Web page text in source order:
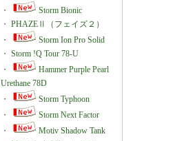
・
Storm Bionic
・ PHAZEⅡ（フェイズ２）
・
Storm Ion Pro Solid
・ Storm !Q Tour 78-U
・
Hammer Purple Pearl
Urethane 78D
・
Storm Typhoon
・
Storm Next Factor
・
Motiv Shadow Tank